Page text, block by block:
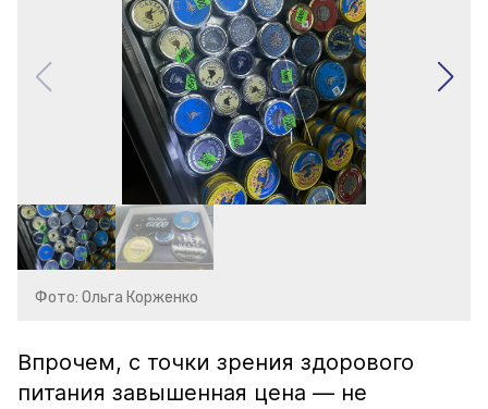
Фото: Ольга Корженко
Впрочем, с точки зрения здорового
питания завышенная цена — не